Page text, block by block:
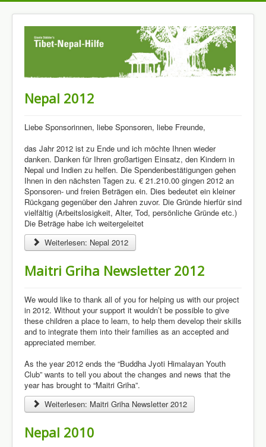
Nepal 2012
Liebe Sponsorinnen, liebe Sponsoren, liebe Freunde,
das Jahr 2012 ist zu Ende und ich möchte Ihnen wieder
danken. Danken für Ihren großartigen Einsatz, den Kindern in
Nepal und Indien zu helfen. Die Spendenbestätigungen gehen
Ihnen in den nächsten Tagen zu. € 21.210.00 gingen 2012 an
Sponsoren- und freien Beträgen ein. Dies bedeutet ein kleiner
Rückgang gegenüber den Jahren zuvor. Die Gründe hierfür sind
vielfältig (Arbeitslosigkeit, Alter, Tod, persönliche Gründe etc.)
Die Beträge habe ich weitergeleitet
Weiterlesen: Nepal 2012
Maitri Griha Newsletter 2012
We would like to thank all of you for helping us with our project
in 2012. Without your support it wouldn’t be possible to give
these children a place to learn, to help them develop their skills
and to integrate them into their families as an accepted and
appreciated member.
As the year 2012 ends the “Buddha Jyoti Himalayan Youth
Club” wants to tell you about the changes and news that the
year has brought to “Maitri Griha”.
Weiterlesen: Maitri Griha Newsletter 2012
Nepal 2010